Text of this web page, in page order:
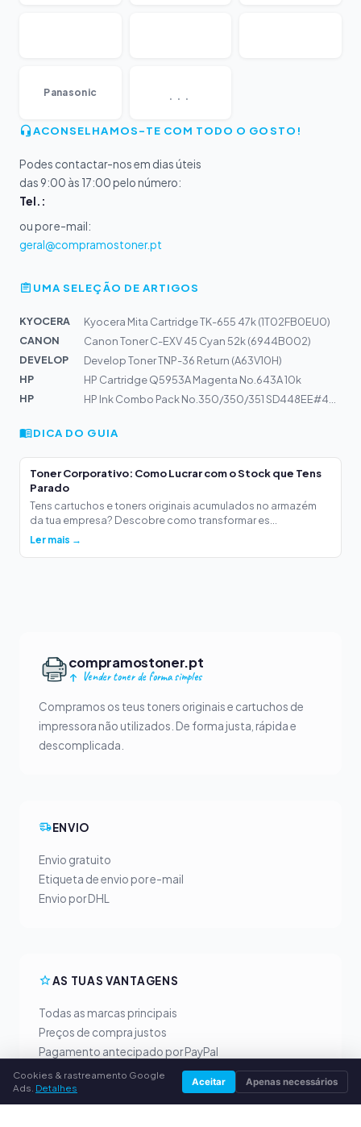
Panasonic ...
ACONSELHAMOS-TE COM TODO O GOSTO!
Podes contactar-nos em dias úteis
das 9:00 às 17:00 pelo número:
Tel.:
ou por e-mail:
geral@compramostoner.pt
UMA SELEÇÃO DE ARTIGOS
KYOCERA
Kyocera Mita Cartridge TK-655 47k (1T02FB0EU0)
CANON
Canon Toner C-EXV 45 Cyan 52k (6944B002)
DEVELOP
Develop Toner TNP-36 Return (A63V10H)
HP
HP Cartridge Q5953A Magenta No.643A 10k
HP
DICA DO GUIA
Toner Corporativo: Como Lucrar com o Stock que Tens
Parado
Tens cartuchos e toners originais acumulados no armazém
da tua empresa? Descobre como transformar es...
Ler mais →
compramostoner.pt
Vender toner de forma simples
Compramos os teus toners originais e cartuchos de
impressora não utilizados. De forma justa, rápida e
descomplicada.
ENVIO
Envio gratuito
Etiqueta de envio por e-mail
Envio por DHL
AS TUAS VANTAGENS
Todas as marcas principais
Preços de compra justos
Pagamento antecipado por PayPal
Aconselhamento personalizado
Cookies & rastreamento Google
Ads. Detalhes Aceitar Apenas necessários